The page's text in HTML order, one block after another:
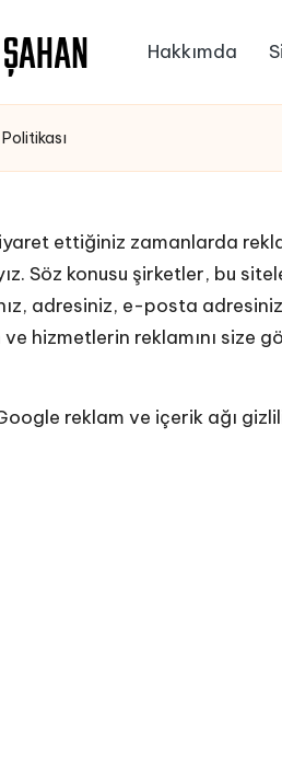
Hakkımda
ettiğiniz zamanlarda
Söz konusu şirketler, bu
adresiniz, e-posta
ve hizmetlerin reklamını size
reklam ve içerik ağı